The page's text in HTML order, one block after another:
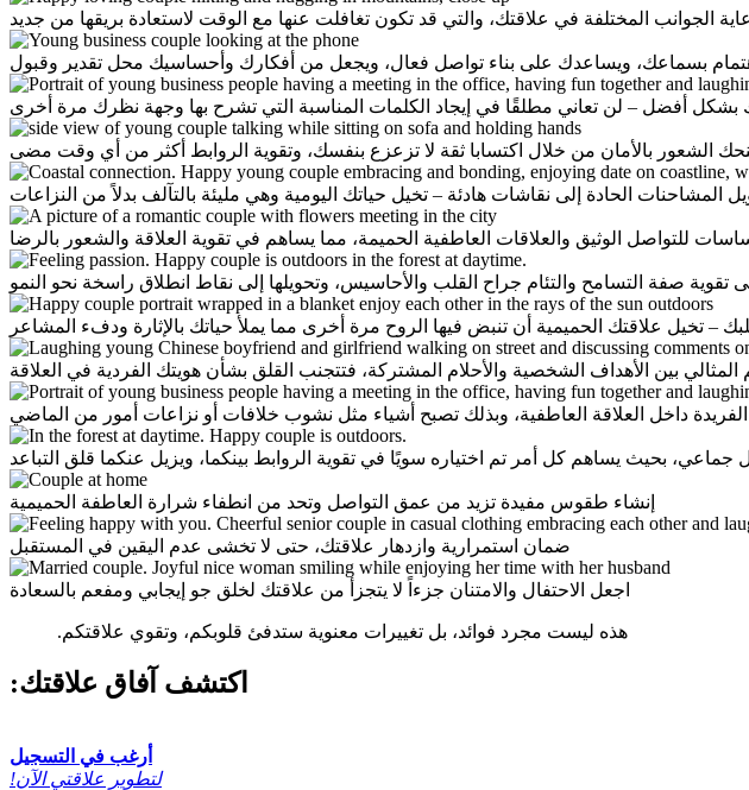
الجوانب المختلفة في علاقتك، والتي قد تكون تغافلت عنها مع الوقت لاستعادة بريقها من جديد
بسماعك، ويساعدك على بناء تواصل فعال، ويجعل من أفكارك وأحساسيك محل تقدير وقبول
أفضل – لن تعاني مطلقًا في إيجاد الكلمات المناسبة التي تشرح بها وجهة نظرك مرة أخرى
الشعور بالأمان من خلال اكتسابا ثقة لا تزعزع بنفسك، وتقوية الروابط أكثر من أي وقت مضى
المشاحنات الحادة إلى نقاشات هادئة – تخيل حياتك اليومية وهي مليئة بالتآلف بدلاً من النزاعات
للتواصل الوثيق والعلاقات العاطفية الحميمة، مما يساهم في تقوية العلاقة والشعور بالرضا
تقوية صفة التسامح والتئام جراح القلب والأحاسيس، وتحويلها إلى نقاط انطلاق راسخة نحو النمو
– تخيل علاقتك الحميمية أن تنبض فيها الروح مرة أخرى مما يملأ حياتك بالإثارة ودفء المشاعر
المثالي بين الأهداف الشخصية والأحلام المشتركة، فتتجنب القلق بشأن هويتك الفردية في العلاقة
الفريدة داخل العلاقة العاطفية، وبذلك تصبح أشياء مثل نشوب خلافات أو نزاعات أمور من الماضي
بحيث يساهم كل أمر تم اختياره سويًا في تقوية الروابط بينكما، ويزيل عنكما قلق التباعد
إنشاء طقوس مفيدة تزيد من عمق التواصل وتحد من انطفاء شرارة العاطفة الحميمية
ضمان استمرارية وازدهار علاقتك، حتى لا تخشى عدم اليقين في المستقبل
اجعل الاحتفال والامتنان جزءاً لا يتجزأ من علاقتك لخلق جو إيجابي ومفعم بالسعادة
هذه ليست مجرد فوائد، بل تغييرات معنوية ستدفئ قلوبكم، وتقوي علاقتكم.
:اكتشف آفاق علاقتك
أرغب في التسجيل
!لتطوير علاقتي الآن